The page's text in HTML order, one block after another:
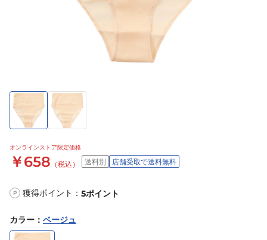
オンラインストア限定価格
￥658 （税込） 送料別 店舗受取で送料無料
P 獲得ポイント： 5ポイント
カラー ： ベージュ